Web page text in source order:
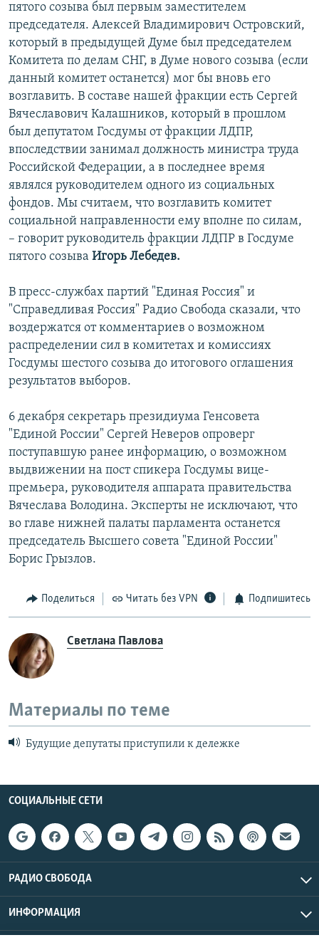
пятого созыва был первым заместителем
председателя. Алексей Владимирович Островский,
который в предыдущей Думе был председателем
Комитета по делам СНГ, в Думе нового созыва (если
данный комитет останется) мог бы вновь его
возглавить. В составе нашей фракции есть Сергей
Вячеславович Калашников, который в прошлом
был депутатом Госдумы от фракции ЛДПР,
впоследствии занимал должность министра труда
Российской Федерации, а в последнее время
являлся руководителем одного из социальных
фондов. Мы считаем, что возглавить комитет
социальной направленности ему вполне по силам,
– говорит руководитель фракции ЛДПР в Госдуме
пятого созыва Игорь Лебедев.
В пресс-службах партий "Единая Россия" и
"Справедливая Россия" Радио Свобода сказали, что
воздержатся от комментариев о возможном
распределении сил в комитетах и комиссиях
Госдумы шестого созыва до итогового оглашения
результатов выборов.
6 декабря секретарь президиума Генсовета
"Единой России" Сергей Неверов опроверг
поступавшую ранее информацию, о возможном
выдвижении на пост спикера Госдумы вице-
премьера, руководителя аппарата правительства
Вячеслава Володина. Эксперты не исключают, что
во главе нижней палаты парламента останется
председатель Высшего совета "Единой России"
Борис Грызлов.
Поделиться Читать без VPN Подпишитесь
Светлана Павлова
Материалы по теме
Будущие депутаты приступили к дележке
СОЦИАЛЬНЫЕ СЕТИ
РАДИО СВОБОДА
ИНФОРМАЦИЯ